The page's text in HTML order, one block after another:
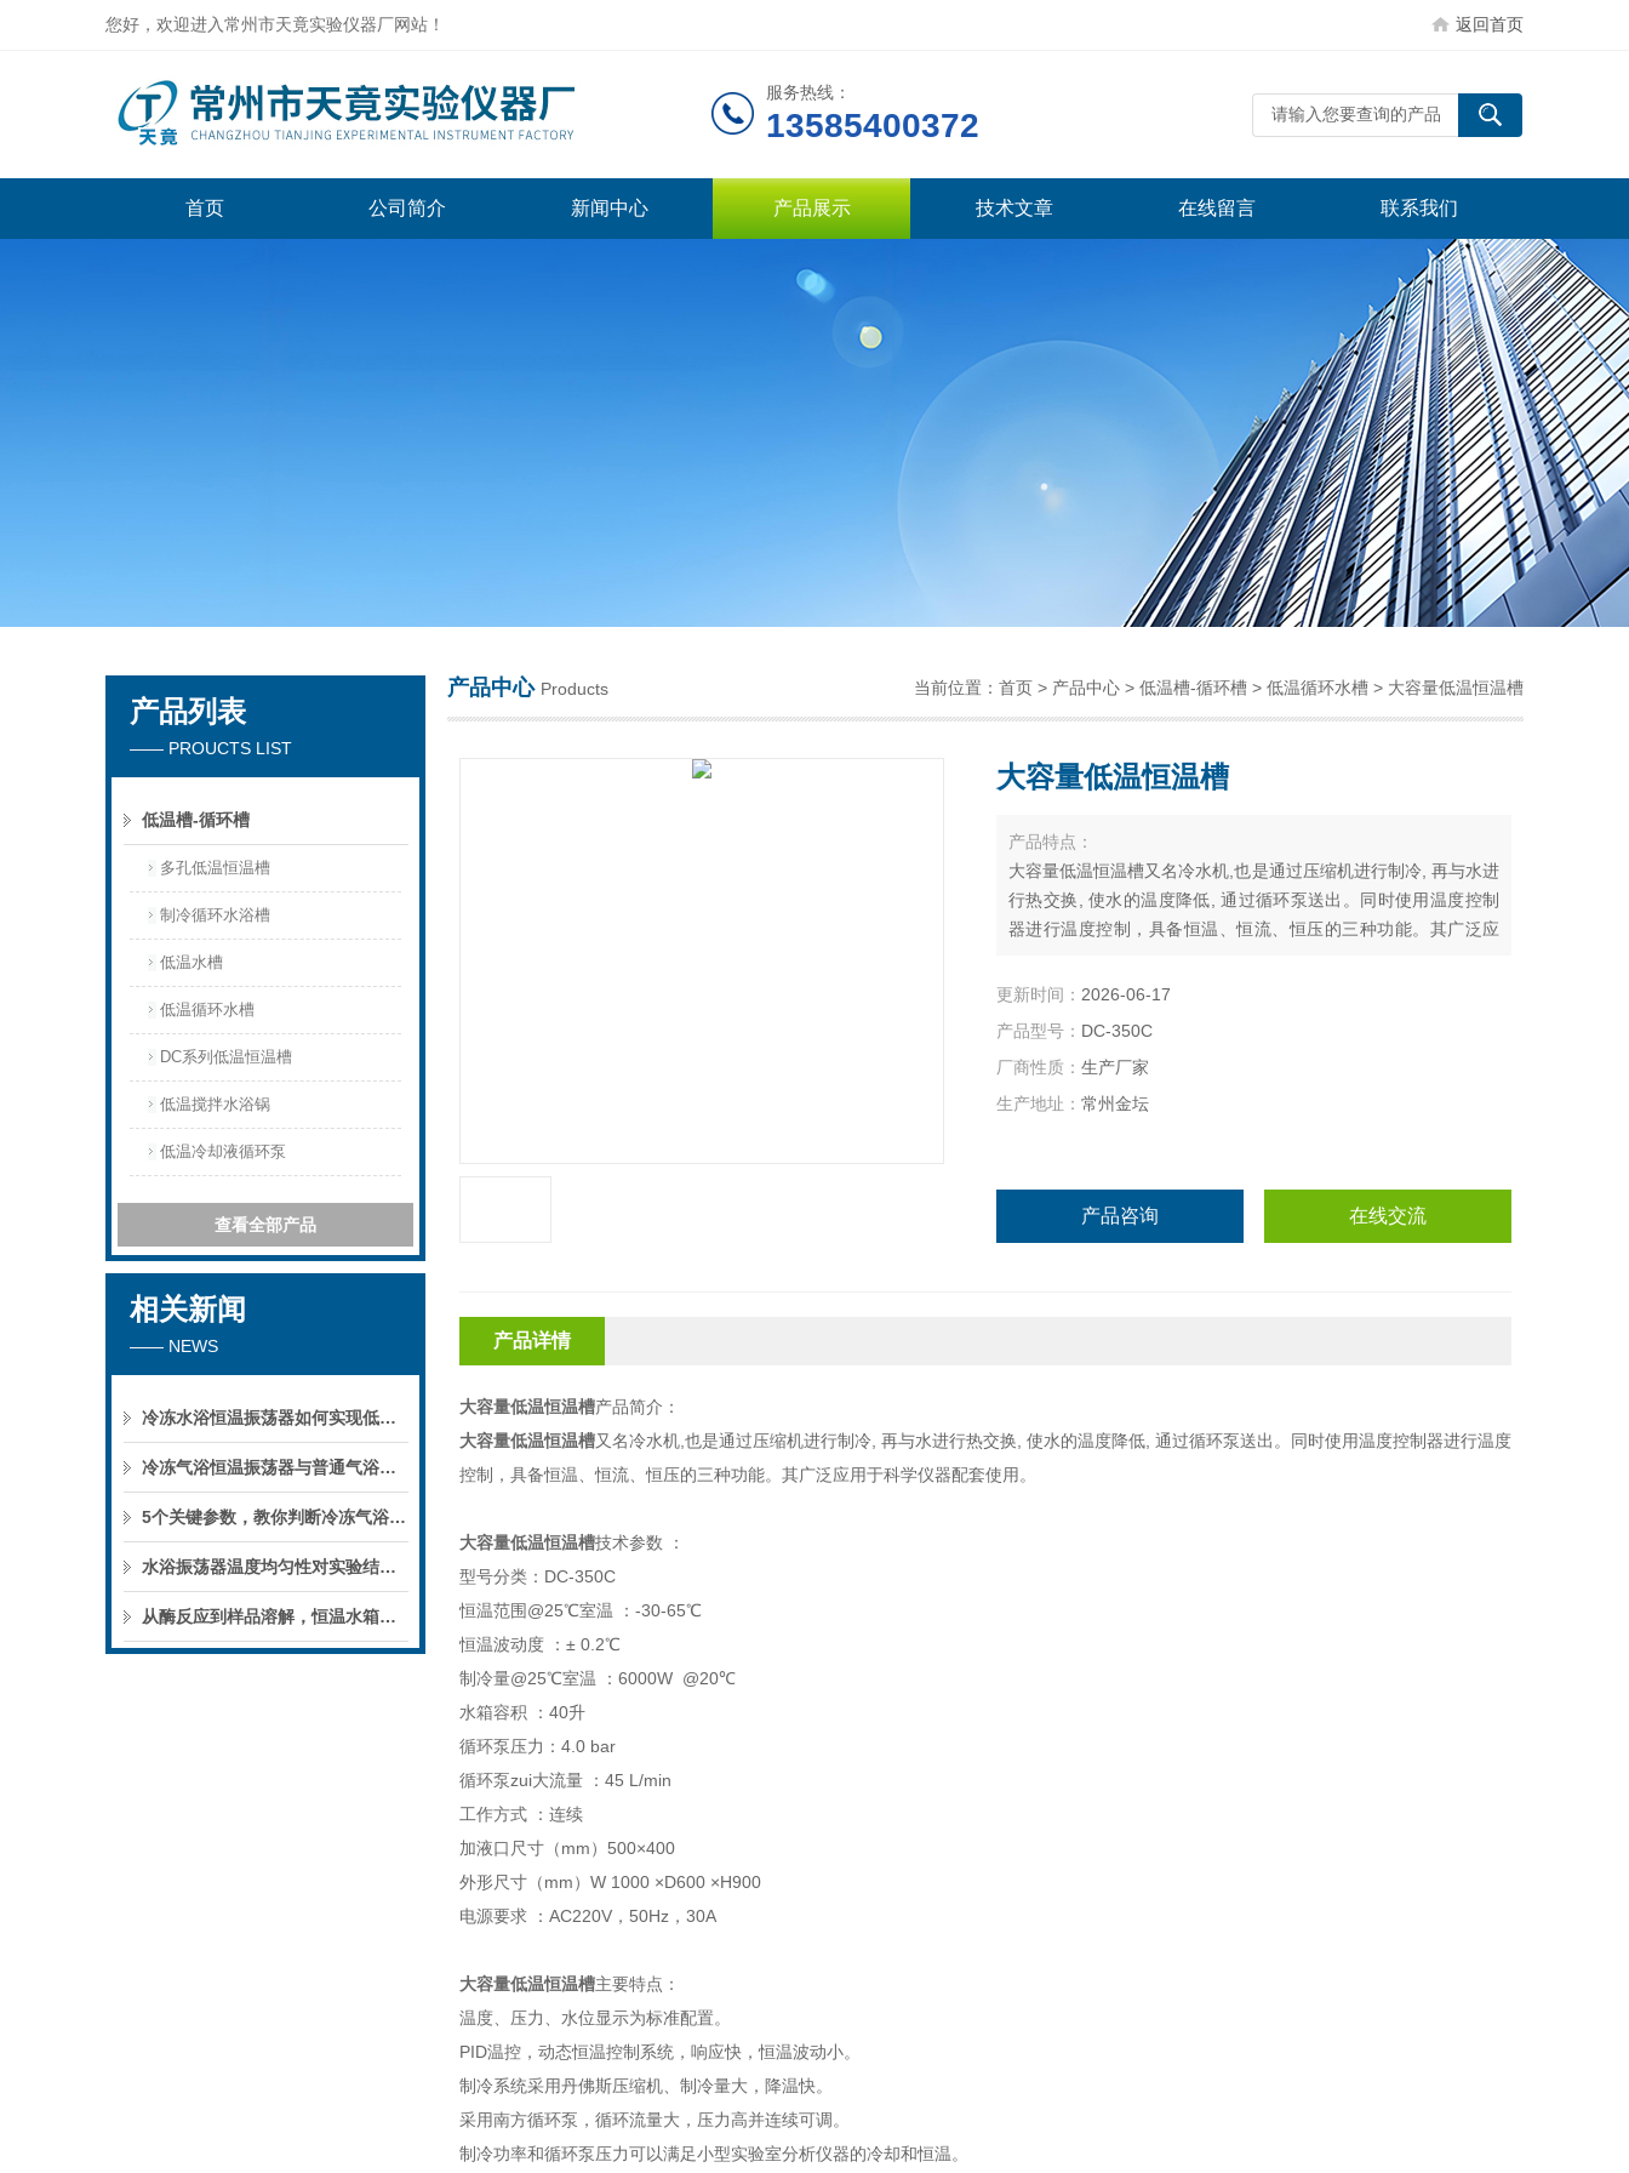
您好，欢迎进入常州市天竟实验仪器厂网站！ 返回首页
服务热线：
13585400372
首页 公司简介 新闻中心 产品展示 技术文章 在线留言 联系我们
产品列表
—— PROUCTS LIST
低温槽-循环槽
多孔低温恒温槽
制冷循环水浴槽
低温水槽
低温循环水槽
DC系列低温恒温槽
低温搅拌水浴锅
低温冷却液循环泵
查看全部产品
相关新闻
—— NEWS
冷冻水浴恒温振荡器如何实现低温下的微生物培养？
冷冻气浴恒温振荡器与普通气浴振荡器的区别
5个关键参数，教你判断冷冻气浴恒温振荡器的性能优劣
水浴振荡器温度均匀性对实验结果的影响
从酶反应到样品溶解，恒温水箱的实验用途
产品中心 Products 当前位置： 首页 > 产品中心 > 低温槽-循环槽 > 低温循环水槽 > 大容量低温恒温槽
大容量低温恒温槽
产品特点：
大容量低温恒温槽又名冷水机,也是通过压缩机进行制冷, 再与水进
行热交换, 使水的温度降低, 通过循环泵送出。同时使用温度控制
器进行温度控制，具备恒温、恒流、恒压的三种功能。其广泛应
更新时间： 2026-06-17
产品型号： DC-350C
厂商性质： 生产厂家
生产地址： 常州金坛
产品咨询 在线交流
产品详情
大容量低温恒温槽产品简介：
大容量低温恒温槽又名冷水机,也是通过压缩机进行制冷, 再与水进行热交换, 使水的温度降低, 通过循环泵送出。同时使用温度控制器进行温度
控制，具备恒温、恒流、恒压的三种功能。其广泛应用于科学仪器配套使用。
大容量低温恒温槽技术参数 ：
型号分类：DC-350C
恒温范围@25℃室温 ：-30-65℃
恒温波动度 ：± 0.2℃
制冷量@25℃室温 ： 6000W @20℃
水箱容积 ：40升
循环泵压力：4.0 bar
循环泵zui大流量 ：45 L/min
工作方式 ：连续
加液口尺寸（mm）500×400
外形尺寸（mm）W 1000 ×D600 ×H900
电源要求 ：AC220V，50Hz，30A
大容量低温恒温槽主要特点：
温度、压力、水位显示为标准配置。
PID温控，动态恒温控制系统，响应快，恒温波动小。
制冷系统采用丹佛斯压缩机、制冷量大，降温快。
采用南方循环泵，循环流量大，压力高并连续可调。
制冷功率和循环泵压力可以满足小型实验室分析仪器的冷却和恒温。